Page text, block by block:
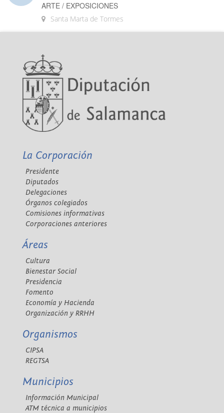
ARTE / EXPOSICIONES
Santa Marta de Tormes
La Corporación
Presidente
Diputados
Delegaciones
Órganos colegiados
Comisiones informativas
Corporaciones anteriores
Áreas
Cultura
Bienestar Social
Presidencia
Fomento
Economía y Hacienda
Organización y RRHH
Organismos
CIPSA
REGTSA
Municipios
Información Municipal
ATM técnica a municipios